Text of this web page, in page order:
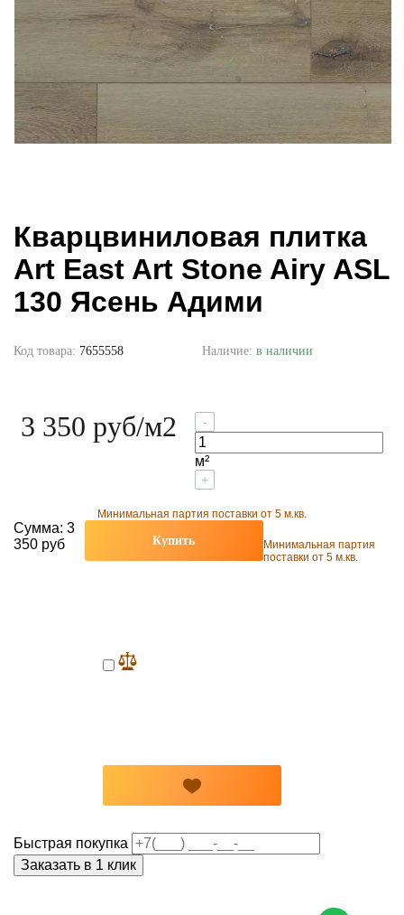
Кварцвиниловая плитка
Art East Art Stone Airy ASL
130 Ясень Адими
Код товара: 7655558 Наличие: в наличии
3 350 руб/м2 -
м²
+
Минимальная партия поставки от 5 м.кв.
Сумма: 3
350 руб
Купить
Минимальная партия
поставки от 5 м.кв.
Быстрая покупка